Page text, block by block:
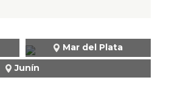
Mar del Plata
Junín